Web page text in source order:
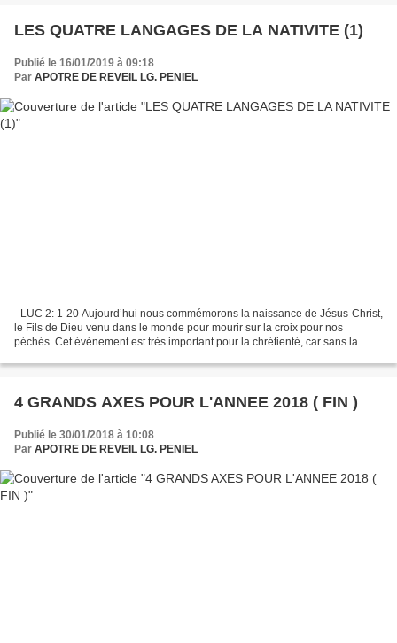
LES QUATRE LANGAGES DE LA NATIVITE (1)
Publié le 16/01/2019 à 09:18
Par APOTRE DE REVEIL LG. PENIEL
- LUC 2: 1-20 Aujourd’hui nous commémorons la naissance de Jésus-Christ,
le Fils de Dieu venu dans le monde pour mourir sur la croix pour nos
péchés. Cet événement est très important pour la chrétienté, car sans la
4 GRANDS AXES POUR L'ANNEE 2018 ( FIN )
Publié le 30/01/2018 à 10:08
Par APOTRE DE REVEIL LG. PENIEL